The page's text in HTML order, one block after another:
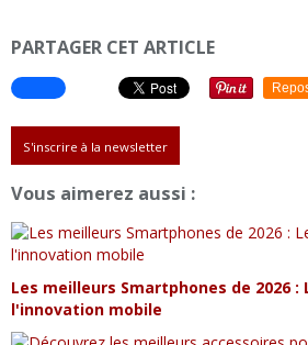
PARTAGER CET ARTICLE
S'inscrire à la newsletter
Vous aimerez aussi :
Les meilleurs Smartphones de 2026 :
l'innovation mobile